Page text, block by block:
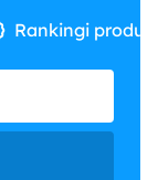
Rankingi